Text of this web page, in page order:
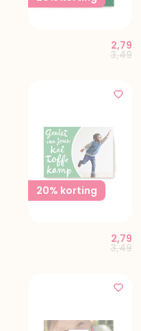
Price
3,49to
2,79
20% korting
Price
3,49to
2,79